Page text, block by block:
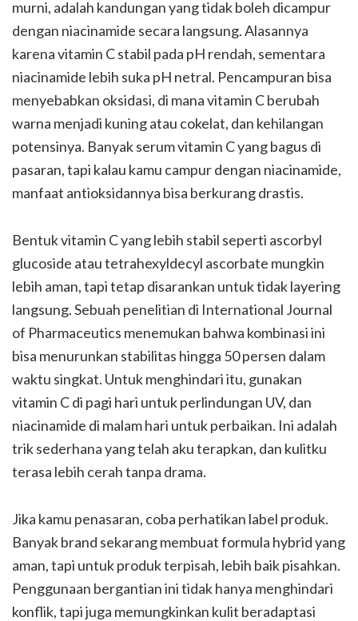
murni, adalah kandungan yang tidak boleh dicampur
dengan niacinamide secara langsung. Alasannya
karena vitamin C stabil pada pH rendah, sementara
niacinamide lebih suka pH netral. Pencampuran bisa
menyebabkan oksidasi, di mana vitamin C berubah
warna menjadi kuning atau cokelat, dan kehilangan
potensinya. Banyak serum vitamin C yang bagus di
pasaran, tapi kalau kamu campur dengan niacinamide,
manfaat antioksidannya bisa berkurang drastis.
Bentuk vitamin C yang lebih stabil seperti ascorbyl
glucoside atau tetrahexyldecyl ascorbate mungkin
lebih aman, tapi tetap disarankan untuk tidak layering
langsung. Sebuah penelitian di International Journal
of Pharmaceutics menemukan bahwa kombinasi ini
bisa menurunkan stabilitas hingga 50 persen dalam
waktu singkat. Untuk menghindari itu, gunakan
vitamin C di pagi hari untuk perlindungan UV, dan
niacinamide di malam hari untuk perbaikan. Ini adalah
trik sederhana yang telah aku terapkan, dan kulitku
terasa lebih cerah tanpa drama.
Jika kamu penasaran, coba perhatikan label produk.
Banyak brand sekarang membuat formula hybrid yang
aman, tapi untuk produk terpisah, lebih baik pisahkan.
Penggunaan bergantian ini tidak hanya menghindari
konflik, tapi juga memungkinkan kulit beradaptasi